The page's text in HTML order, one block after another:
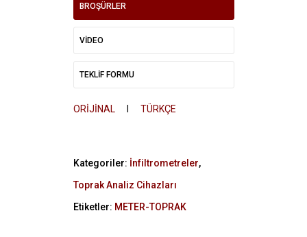
BROŞÜRLER
VİDEO
TEKLİF FORMU
ORİJİNAL TÜRKÇE
Kategoriler: İnfiltrometreler,
Toprak Analiz Cihazları
Etiketler: METER-TOPRAK